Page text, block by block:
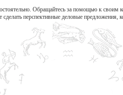
Обращайтесь за помощью к
перспективные деловые предложения,